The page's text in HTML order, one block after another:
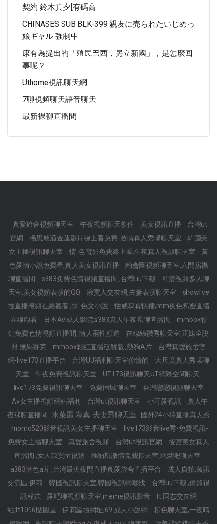
契約 鈴木真夕[有碼高
CHINASES SUB BLK-399 親友に売られたいじめっ
娘ギャル 強制中
康有為提出的「殖民巴西，另立新國」，是怎麼回
事呢？
Uthome視訊聊天網
7聊視頻聊天語音聊天
最新裸聊直播間
真愛旅舍視頻聊天室 午夜視頻聊天軟件 美女視訊直播
台灣ut
官網
楊思敏潘金蓮影片線上看免費-激情真人秀場聊天室
韓國美
女主播視訊聊天室
情˙色電影免費線上看,午夜真人視頻聊天室
黃
色愛情小說免費看,真人美女視訊直播
約會團視頻聊天室,六間房裸
聊直播間
s383兔費色情視頻直播間 ,台灣uu下載
可樂視頻多人聊
天室,美女視頻表演的QQ
寂寞人交友網,夫妻表演聊天室
showlive
性直播視頻在線觀看 ,情˙色文小說
性感寫真快播,mm夜色私密直播
在線觀看
日本AV成人影院,s383真人午夜裸聊直播間
mmbox彩
虹兔費色情視頻直播間 ,情人兩性頻道
在線絲襪秀聊天室,正妹全脫
照 無馬賽克
mmbox彩虹直播破解版 ,熱狗A片
台灣真愛旅舍官
網-live173直播平台
台灣UU福利聊天室你懂的
大尺度真人秀場聊
天室
午夜免費視訊聊天室
UT173視訊聊天UT網際空間聊天
live173免費視訊聊天室
免費同城聊天室
台灣戀戀視頻聊天室
Av女主播視頻網站福利
台灣ut視訊聊天室 小可愛視訊
真人午
夜裸聊直播間
水菜麗 寫真-夫妻秀聊天室
國外24小時直播真人秀
momo520影音視訊美女主播聊天室
live173影音live秀-免費視訊-
免費女主播聊天室
真愛旅舍視頻 台灣ut視訊官網
後宮美女真人
直播間 ,女人寂寞m視頻
維納斯激情免費聊天室,網愛吧聊天室
a383情色a片 ,台灣最火夜間直播真愛旅舍直播平台
成人自拍,魚訊
交流區 伊莉
韓國視訊聊天室,韓國視訊網哪找
台灣uu下載 ,偷錄視
訊程式
愛吧聊視頻聊天室,meme視訊影音
tt 同志交友網
站,tt1096貼圖區
伊莉論壇網址,69 成人小說網
聊色聊天室,一夜晴